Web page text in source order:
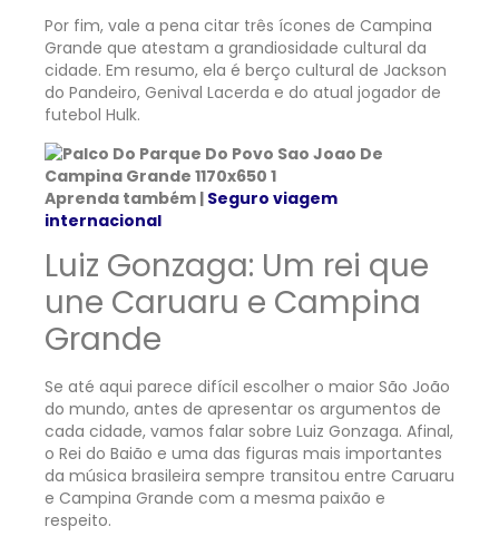
Por fim, vale a pena citar três ícones de Campina
Grande que atestam a grandiosidade cultural da
cidade. Em resumo, ela é berço cultural de Jackson
do Pandeiro, Genival Lacerda e do atual jogador de
futebol Hulk.
Aprenda também | Seguro viagem
internacional
Luiz Gonzaga: Um rei que
une Caruaru e Campina
Grande
Se até aqui parece difícil escolher o maior São João
do mundo, antes de apresentar os argumentos de
cada cidade, vamos falar sobre Luiz Gonzaga. Afinal,
o Rei do Baião e uma das figuras mais importantes
da música brasileira sempre transitou entre Caruaru
e Campina Grande com a mesma paixão e
respeito.